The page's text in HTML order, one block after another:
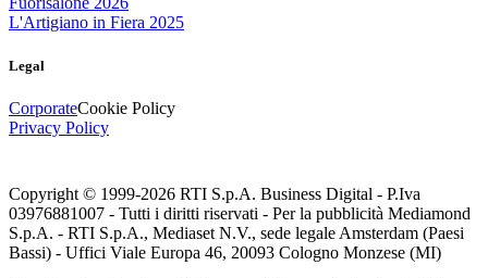
L'Artigiano in Fiera 2025
Legal
CorporateCookie Policy
Privacy Policy
Copyright © 1999-2026 RTI S.p.A. Business Digital - P.Iva
03976881007 - Tutti i diritti riservati - Per la pubblicità Mediamond
S.p.A. - RTI S.p.A., Mediaset N.V., sede legale Amsterdam (Paesi
Bassi) - Uffici Viale Europa 46, 20093 Cologno Monzese (MI)